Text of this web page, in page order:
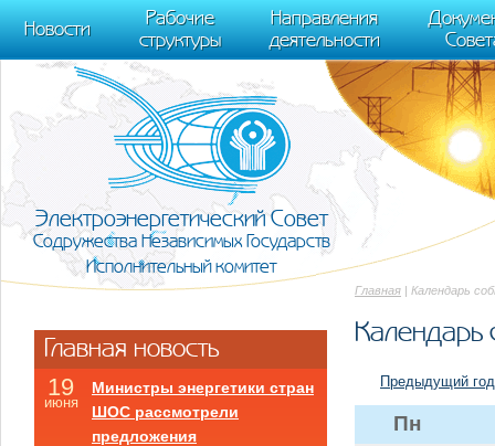
m[i].l=1*new Date(); for (var j = 0; j < document.scripts.length; j++) {if
[0],k.async=1,k.src=r,a.parentNode.insertBefore(k,a)}) (window,
trackLinks:true, accurateTrackBounce:true });
Новости
Рабочие
структуры
Направления
деятельности
Электроэнергетический Совет
Содружества Независимых Государств
Исполнительный комитет
Главная | Календарь
Календарь
Предыдущий год
Пн
Главная новость
19
июня
Министры энергетики стран
ШОС рассмотрели
предложения